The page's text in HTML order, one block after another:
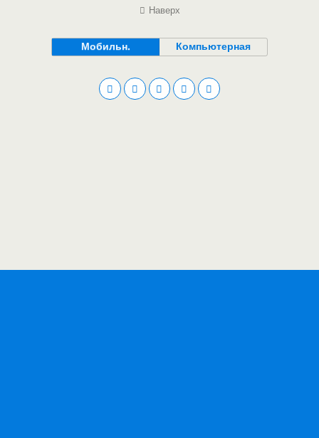
Наверх
Мобильн. Компьютерная